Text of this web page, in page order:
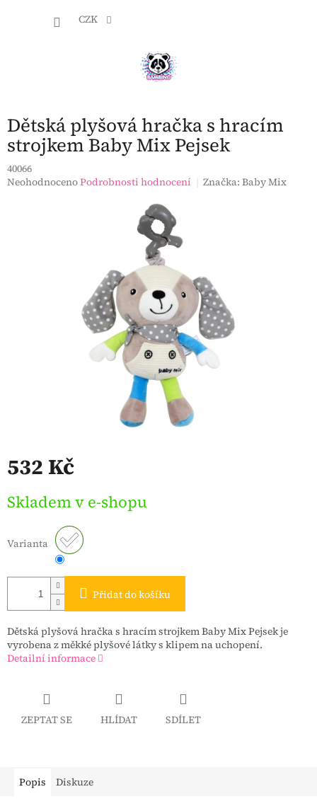
CZK
Dětská plyšová hračka s hracím
strojkem Baby Mix Pejsek
40066
Průměrné
NeohodnocenoPodrobnosti hodnocení Značka:Baby Mix
532 Kč
cena:
Skladem v e-shopu
Varianta
Přidat do košíku
Dětská plyšová hračka s hracím strojkem Baby Mix Pejsek je
vyrobena z měkké plyšové látky s klipem na uchopení.
Detailní informace
ZEPTAT SE HLÍDAT SDÍLET
Popis Diskuze